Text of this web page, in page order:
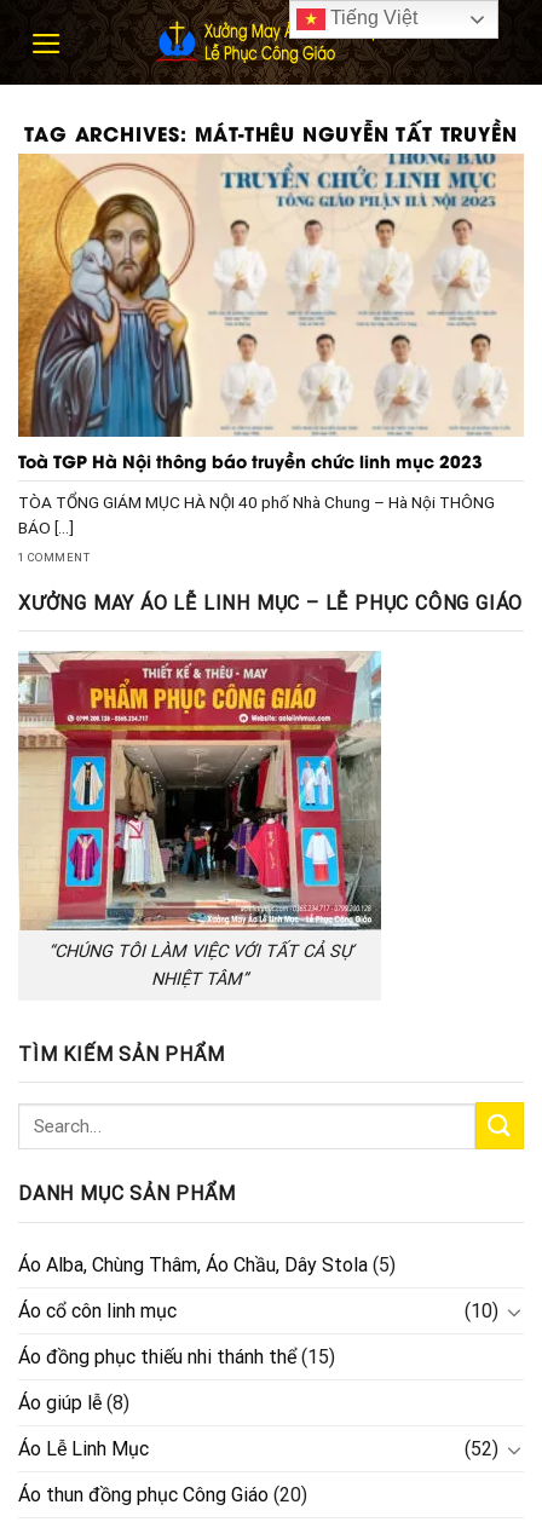
TAG ARCHIVES: MÁT-THÊU NGUYỄN TẤT TRUYỀN
Toà TGP Hà Nội thông báo truyền chức linh mục 2023
TÒA TỔNG GIÁM MỤC HÀ NỘI 40 phố Nhà Chung – Hà Nội THÔNG
BÁO [...]
1 COMMENT
XƯỞNG MAY ÁO LỄ LINH MỤC – LỄ PHỤC CÔNG GIÁO
“CHÚNG TÔI LÀM VIỆC VỚI TẤT CẢ SỰ
NHIỆT TÂM”
TÌM KIẾM SẢN PHẨM
DANH MỤC SẢN PHẨM
Áo Alba, Chùng Thâm, Áo Chầu, Dây Stola (5)
Áo cổ côn linh mục
(10)
Áo đồng phục thiếu nhi thánh thể(15)
Áo giúp lễ (8)
Áo Lễ Linh Mục
(52)
Áo thun đồng phục Công Giáo (20)
Tiếng Việt